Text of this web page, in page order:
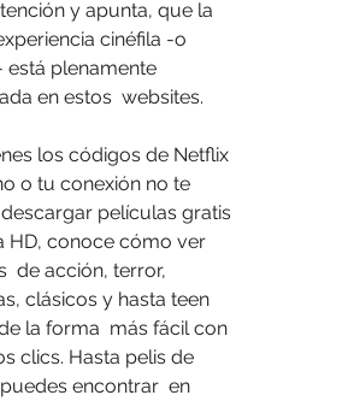
y apunta, que la
cinéfila -o
está plenamente
en estos  websites.
o tu conexión no te
películas gratis
HD, conoce cómo ver
de acción, terror,
clásicos y hasta teen
la forma  más fácil con
clics. Hasta pelis de
encontrar  en